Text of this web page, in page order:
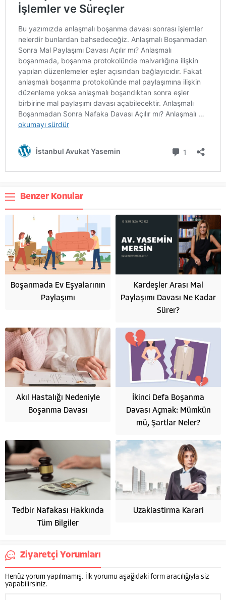
Benzer Konular
Boşanmada Ev Eşyalarının
Paylaşımı
Kardeşler Arası Mal
Paylaşımı Davası Ne Kadar
Sürer?
Akıl Hastalığı Nedeniyle
Boşanma Davası
İkinci Defa Boşanma
Davası Açmak: Mümkün
mü, Şartlar Neler?
Tedbir Nafakası Hakkında
Tüm Bilgiler
Uzaklastirma Karari
Ziyaretçi Yorumları
Henüz yorum yapılmamış. İlk yorumu aşağıdaki form aracılığıyla siz
yapabilirsiniz.